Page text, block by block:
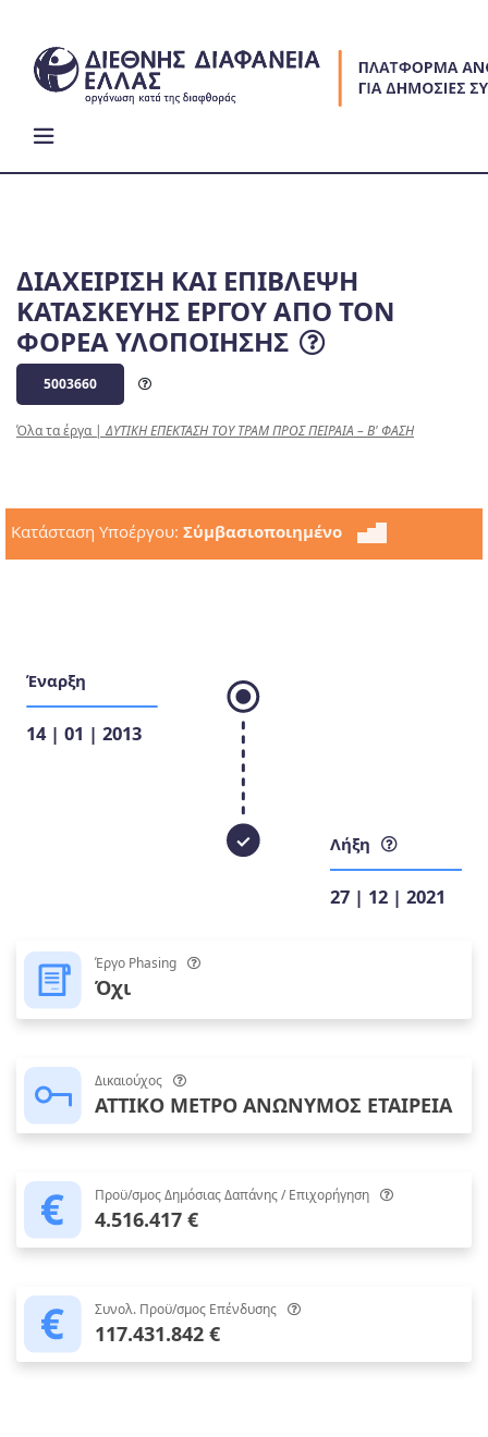
content
ΔΙΑΧΕΙΡΙΣΗ ΚΑΙ ΕΠΙΒΛΕΨΗ
ΚΑΤΑΣΚΕΥΗΣ ΕΡΓΟΥ ΑΠΟ ΤΟΝ
ΦΟΡΕΑ ΥΛΟΠΟΙΗΣΗΣ
5003660
Όλα τα έργα|ΔΥΤΙΚΗ ΕΠΕΚΤΑΣΗ ΤΟΥ ΤΡΑΜ ΠΡΟΣ ΠΕΙΡΑΙΑ – Β' ΦΑΣΗ
Κατάσταση Υποέργου: Σύμβασιοποιημένο
Έναρξη
14 | 01 | 2013
Λήξη
27 | 12 | 2021
Έργο Phasing
Όχι
Δικαιούχος
ΑΤΤΙΚΟ ΜΕΤΡΟ ΑΝΩΝΥΜΟΣ ΕΤΑΙΡΕΙΑ
Προϋ/σμος Δημόσιας Δαπάνης / Επιχορήγηση
4.516.417 €
Συνολ. Προϋ/σμος Επένδυσης
117.431.842 €